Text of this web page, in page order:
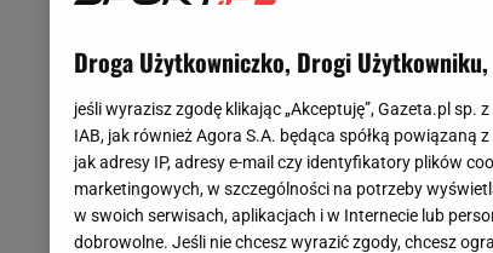
Droga Użytkowniczko, Drogi Użytkowniku,
jeśli wyrazisz zgodę klikając „Akceptuję”, Gazeta.pl sp.
IAB, jak również Agora S.A. będąca spółką
jak adresy IP, adresy e-mail czy identyfikatory plików
marketingowych, w szczególności na potrzeby
w swoich serwisach, aplikacjach i w Internecie lub
dobrowolne. Jeśli nie chcesz wyrazić zgody, chcesz